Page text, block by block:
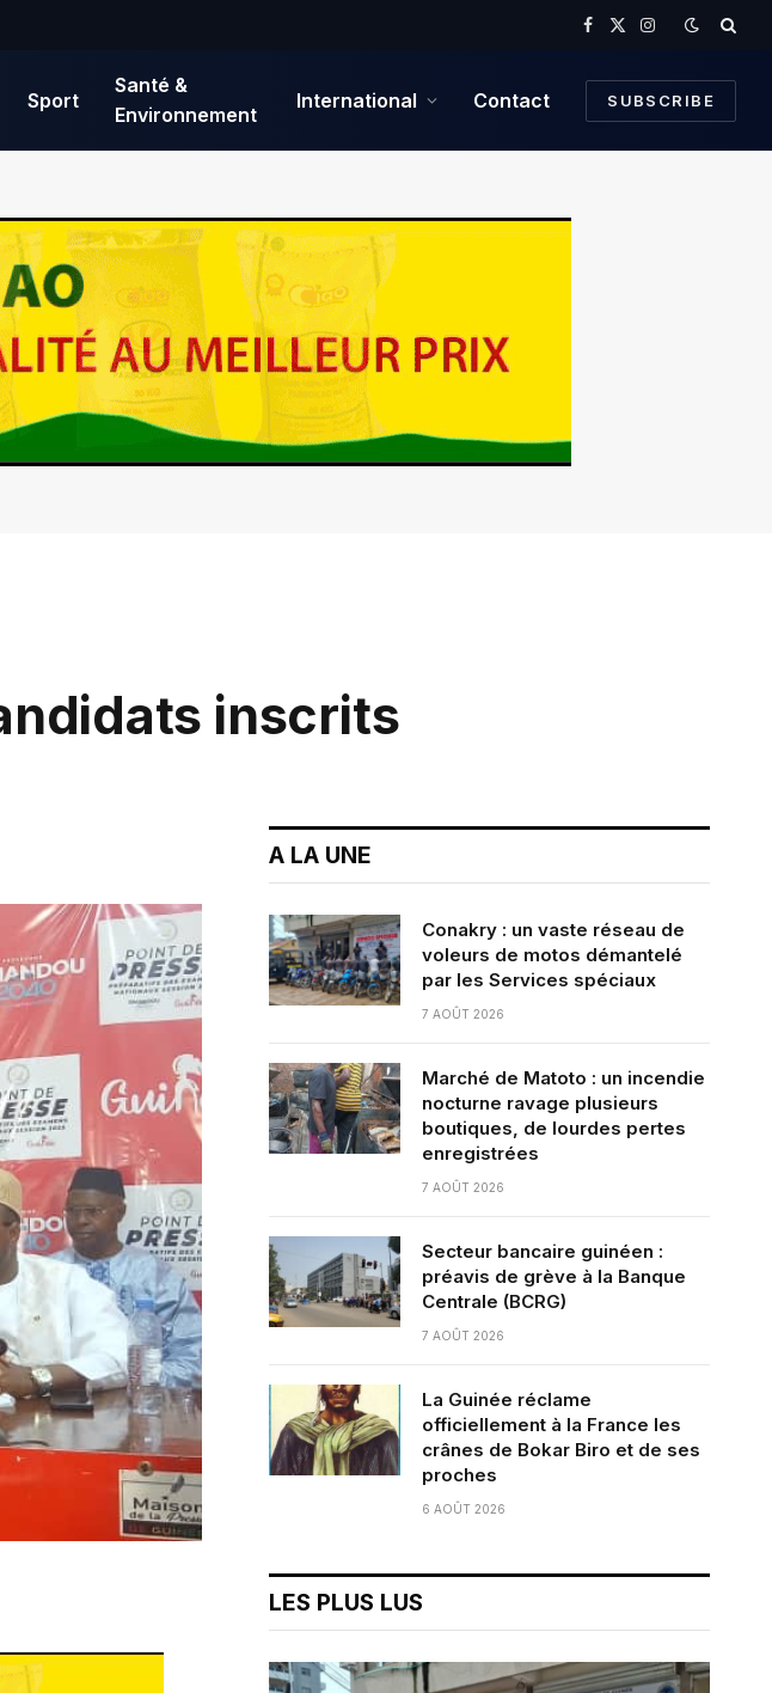
Facebook
X
Instagram
Sport
Santé &
Environnement
International Contact SUBSCRIBE
inscrits
A LA UNE
Conakry : un vaste réseau de
voleurs de motos démantelé
par les Services spéciaux
7 AOÛT 2026
Marché de Matoto : un incendie
nocturne ravage plusieurs
boutiques, de lourdes pertes
enregistrées
7 AOÛT 2026
Secteur bancaire guinéen :
préavis de grève à la Banque
Centrale (BCRG)
7 AOÛT 2026
La Guinée réclame
officiellement à la France les
crânes de Bokar Biro et de ses
proches
6 AOÛT 2026
LES PLUS LUS